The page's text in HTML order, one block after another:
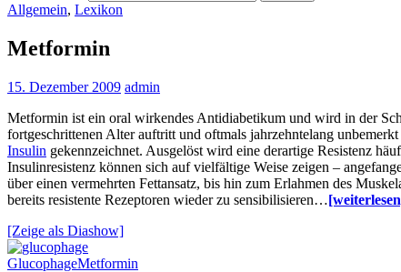
Allgemein, Lexikon
Metformin
15. Dezember 2009 admin
Metformin ist ein oral wirkendes Antidiabetikum und wird in der
fortgeschrittenen Alter auftritt und oftmals jahrzehntelang
Insulin gekennzeichnet. Ausgelöst wird eine derartige Resistenz
Insulinresistenz können sich auf vielfältige Weise zeigen –
über einen vermehrten Fettansatz, bis hin zum Erlahmen des
bereits resistente Rezeptoren wieder zu sensibilisieren…
[Zeige als Diashow]
GlucophageMetformin